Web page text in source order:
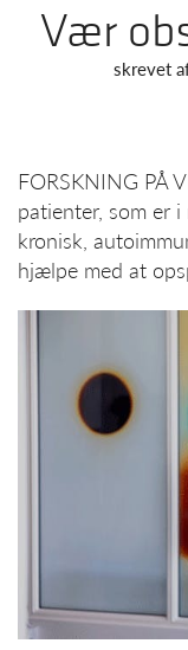
Vær
skrevet
FORSKNING PÅ
patienter, som er
kronisk,
hjælpe med at